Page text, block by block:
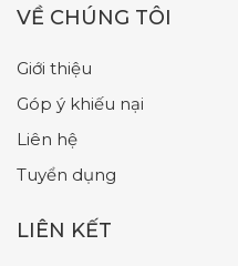
VỀ CHÚNG TÔI
Giới thiệu
Góp ý khiếu nại
Liên hệ
Tuyển dụng
LIÊN KẾT